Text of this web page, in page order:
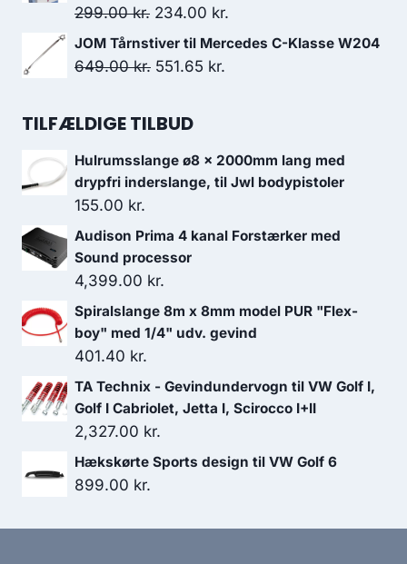
var:
14,299.00 kr.. 12,853.00 kr..
299.00kr. Den
oprindelige
pris
234.00 kr.
aktuelle
JOM Tårnstiver til Mercedes C-Klasse W204
649.00kr. Den
pris
649.00 kr..
551.65 kr.
551.65 kr..
TILFÆLDIGE TILBUD
Hulrumsslange ø8 x 2000mm lang med
drypfri inderslange, til Jwl bodypistoler
155.00 kr.
Audison Prima 4 kanal Forstærker med
Sound processor
4,399.00 kr.
Spiralslange 8m x 8mm model PUR "Flex-
boy" med 1/4" udv. gevind
401.40 kr.
TA Technix - Gevindundervogn til VW Golf I,
Golf I Cabriolet, Jetta I, Scirocco I+II
2,327.00 kr.
Hækskørte Sports design til VW Golf 6
899.00 kr.